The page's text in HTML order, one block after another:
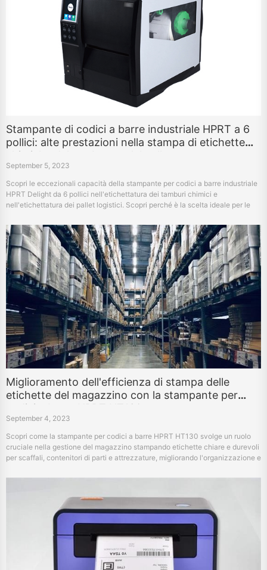
Stampante di codici a barre industriale HPRT a 6
pollici: alte prestazioni nella stampa di etichette
chimiche del tamburo e del pallet
September 5, 2023
Scopri le eccezionali capacità della stampante per codici a barre industriale
HPRT Delight da 6 pollici nell'etichettatura dei tamburi chimici e
nell'etichettatura dei pallet logistici. Scopri perché è la scelta ideale per le
Miglioramento dell'efficienza di stampa delle
etichette del magazzino con la stampante per
codici a barre HPRT HT130
September 4, 2023
Scopri come la stampante per codici a barre HPRT HT130 svolge un ruolo
cruciale nella gestione del magazzino stampando etichette chiare e durevoli
per scaffali, contenitori di parti e attrezzature, migliorando l'organizzazione e